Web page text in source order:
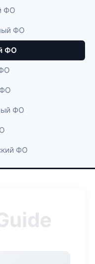
ФО
ФО
ФО
ФО
ФО